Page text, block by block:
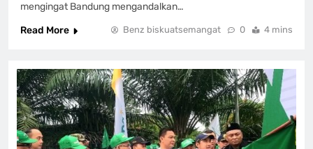
mengingat Bandung mengandalkan…
Read More
Benz biskuatsemangat 0 4 mins